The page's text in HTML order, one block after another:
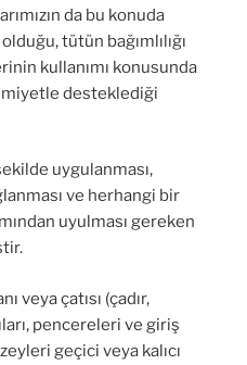
da bu konuda
tütün bağımlılığı
kullanımı konusunda
desteklediği
uygulanması,
ve herhangi bir
uyulması gereken
veya çatısı (çadır,
pencereleri ve giriş
geçici veya kalıcı